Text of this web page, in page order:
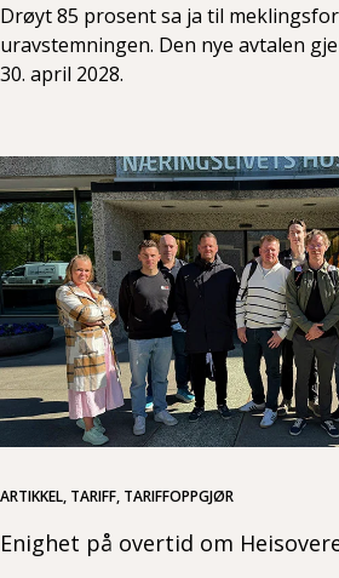
Drøyt 85 prosent sa ja til
uravstemningen. Den nye avtalen
30. april 2028.
ARTIKKEL, TARIFF, TARIFFOPPGJØR
Enighet på overtid om